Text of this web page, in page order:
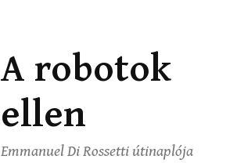
Ugrás
a
tartalomhoz
A robotok
ellen
Emmanuel Di Rossetti útinaplója